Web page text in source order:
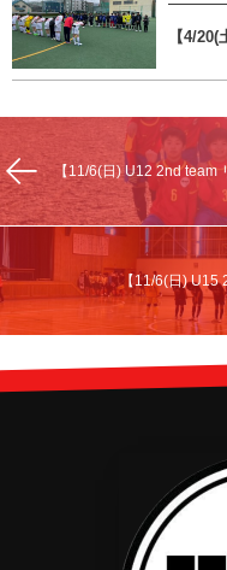
【4/
【11/6(日) U12 2nd team
【11/6(日) U15